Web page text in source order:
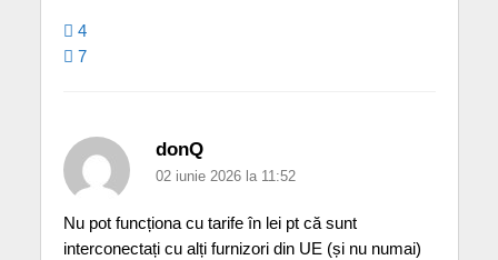
4
7
donQ
02 iunie 2026 la 11:52
Nu pot funcționa cu tarife în lei pt că sunt
interconectați cu alți furnizori din UE (și nu numai)